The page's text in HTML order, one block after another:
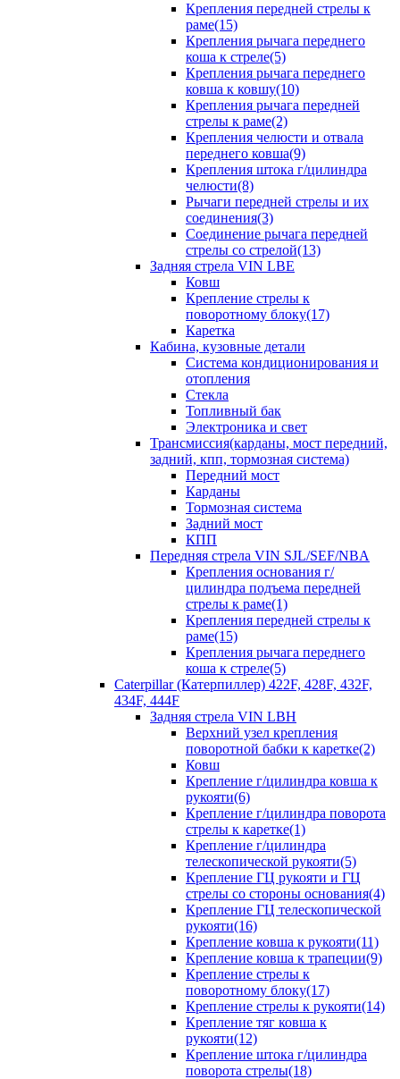
Крепления передней стрелы к
раме(15)
Крепления рычага переднего
коша к стреле(5)
Крепления рычага переднего
ковша к ковшу(10)
Крепления рычага передней
стрелы к раме(2)
Крепления челюсти и отвала
переднего ковша(9)
Крепления штока г/цилиндра
челюсти(8)
Рычаги передней стрелы и их
соединения(3)
Соединение рычага передней
стрелы со стрелой(13)
Задняя стрела VIN LBE
Ковш
Крепление стрелы к
поворотному блоку(17)
Каретка
Кабина, кузовные детали
Система кондиционирования и
отопления
Стекла
Топливный бак
Электроника и свет
Трансмиссия(карданы, мост передний,
задний, кпп, тормозная система)
Передний мост
Карданы
Тормозная система
Задний мост
КПП
Передняя стрела VIN SJL/SEF/NBA
Крепления основания г/
цилиндра подъема передней
стрелы к раме(1)
Крепления передней стрелы к
раме(15)
Крепления рычага переднего
коша к стреле(5)
Caterpillar (Катерпиллер) 422F, 428F, 432F,
434F, 444F
Задняя стрела VIN LBH
Верхний узел крепления
поворотной бабки к каретке(2)
Ковш
Крепление г/цилиндра ковша к
рукояти(6)
Крепление г/цилиндра поворота
стрелы к каретке(1)
Крепление г/цилиндра
телескопической рукояти(5)
Крепление ГЦ рукояти и ГЦ
стрелы со стороны основания(4)
Крепление ГЦ телескопической
рукояти(16)
Крепление ковша к рукояти(11)
Крепление ковша к трапеции(9)
Крепление стрелы к
поворотному блоку(17)
Крепление стрелы к рукояти(14)
Крепление тяг ковша к
рукояти(12)
Крепление штока г/цилиндра
поворота стрелы(18)